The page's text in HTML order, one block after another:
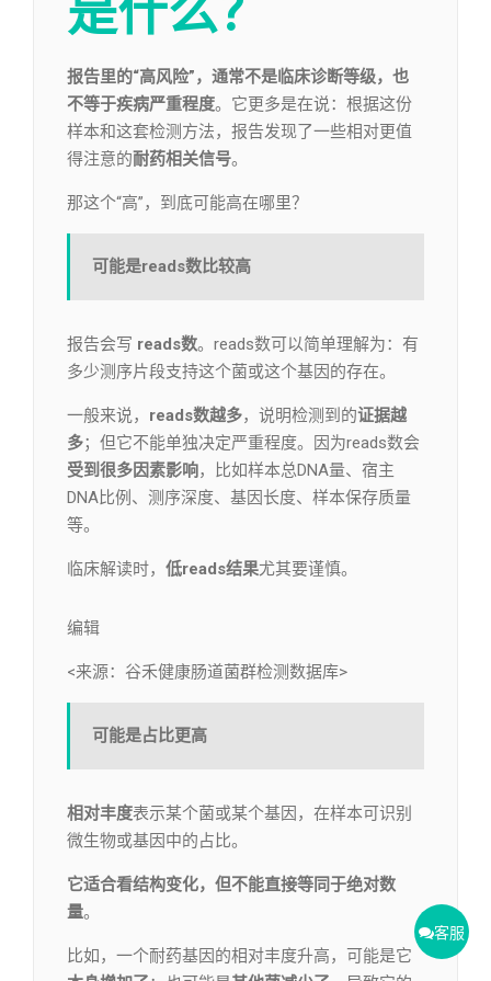
是什么？
报告里的“高风险”， 通常不是临床诊断等级，也
不等于疾病严重程度。它更多是在说：根据这份
样本和这套检测方法，报告发现了一些相对更值
得注意的耐药相关信号。
那这个“高”，到底可能高在哪里？
可能是reads数比较高
报告会写 reads数。reads数可以简单理解为：有
多少测序片段支持这个菌或这个基因的存在。
一般来说， reads数越多，说明检测到的证据越
多；但它不能单独决定严重程度。因为reads数会
受到很多因素影响，比如样本总DNA量、宿主
DNA比例、测序深度、基因长度、样本保存质量
等。
临床解读时， 低reads结果尤其要谨慎。
编辑​
<来源：谷禾健康肠道菌群检测数据库>
可能是占比更高
相对丰度表示某个菌或某个基因，在样本可识别
微生物或基因中的占比。
它适合看结构变化，但不能直接等同于绝对数
量。
比如，一个耐药基因的相对丰度升高，可能是它
客服